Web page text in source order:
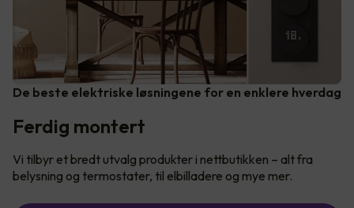
De beste elektriske løsningene for en enklere hverdag
Ferdig montert
Vi tilbyr et bredt utvalg produkter i nettbutikken – alt fra
belysning og termostater, til elbilladere og mye mer.